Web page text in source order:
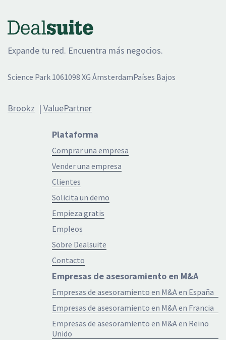
Expande tu red. Encuentra más negocios.
Science Park 1061098 XG ÁmsterdamPaíses Bajos
Brookz | ValuePartner
Plataforma
Comprar una empresa
Vender una empresa
Clientes
Solicita un demo
Empieza gratis
Empleos
Sobre Dealsuite
Contacto
Empresas de asesoramiento en M&A
Empresas de asesoramiento en M&A en España
Empresas de asesoramiento en M&A en Francia
Empresas de asesoramiento en M&A en Reino
Unido